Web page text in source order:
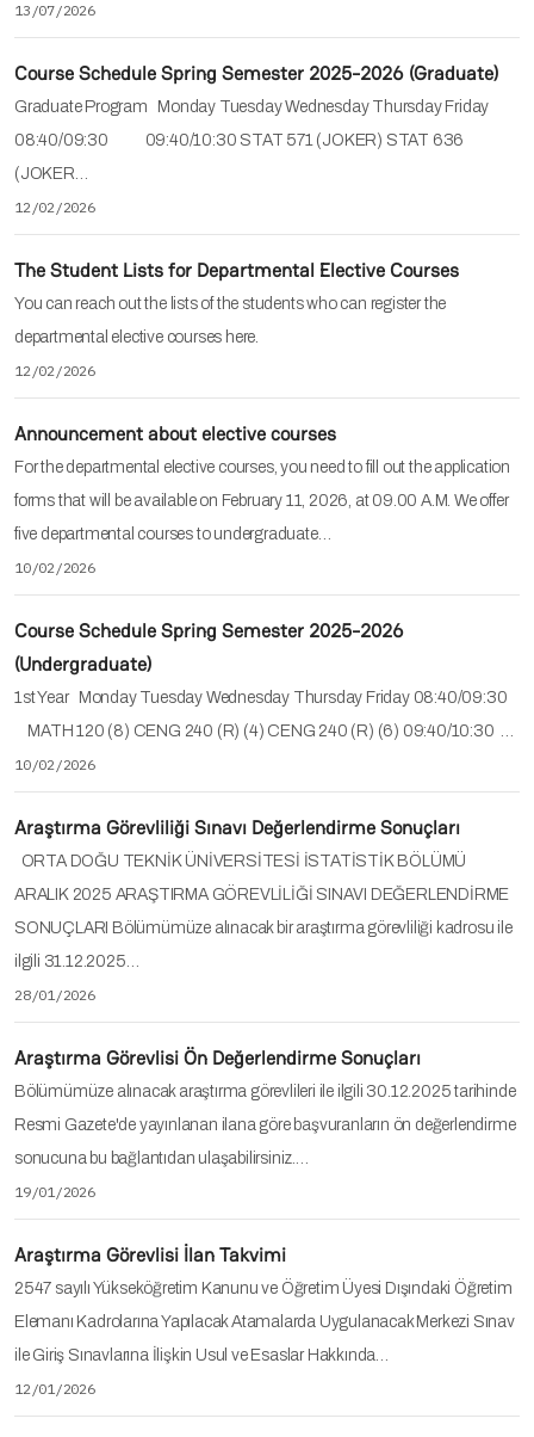
13/07/2026
Course Schedule Spring Semester 2025-2026 (Graduate)
Graduate Program Monday Tuesday Wednesday Thursday Friday
08:40/09:30 09:40/10:30 STAT 571 (JOKER) STAT 636
(JOKER…
12/02/2026
The Student Lists for Departmental Elective Courses
You can reach out the lists of the students who can register the
departmental elective courses here.
12/02/2026
Announcement about elective courses
For the departmental elective courses, you need to fill out the application
forms that will be available on February 11, 2026, at 09.00 A.M. We offer
five departmental courses to undergraduate…
10/02/2026
Course Schedule Spring Semester 2025-2026
(Undergraduate)
1st Year Monday Tuesday Wednesday Thursday Friday 08:40/09:30
MATH 120 (8) CENG 240 (R) (4) CENG 240 (R) (6) 09:40/10:30 …
10/02/2026
Araştırma Görevliliği Sınavı Değerlendirme Sonuçları
ORTA DOĞU TEKNİK ÜNİVERSİTESİ İSTATİSTİK BÖLÜMÜ
ARALIK 2025 ARAŞTIRMA GÖREVLİLİĞİ SINAVI DEĞERLENDİRME
SONUÇLARI Bölümümüze alınacak bir araştırma görevliliği kadrosu ile
ilgili 31.12.2025…
28/01/2026
Araştırma Görevlisi Ön Değerlendirme Sonuçları
Bölümümüze alınacak araştırma görevlileri ile ilgili 30.12.2025 tarihinde
Resmi Gazete'de yayınlanan ilana göre başvuranların ön değerlendirme
sonucuna bu bağlantıdan ulaşabilirsiniz.…
19/01/2026
Araştırma Görevlisi İlan Takvimi
2547 sayılı Yükseköğretim Kanunu ve Öğretim Üyesi Dışındaki Öğretim
Elemanı Kadrolarına Yapılacak Atamalarda Uygulanacak Merkezi Sınav
ile Giriş Sınavlarına İlişkin Usul ve Esaslar Hakkında…
12/01/2026